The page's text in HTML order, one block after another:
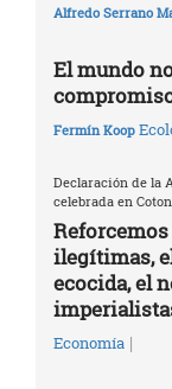
Alfredo Serrano
El mundo
Fermín Koop
Declaración de la
celebrada en
ilegítimas,
ecocida, el
Economía |